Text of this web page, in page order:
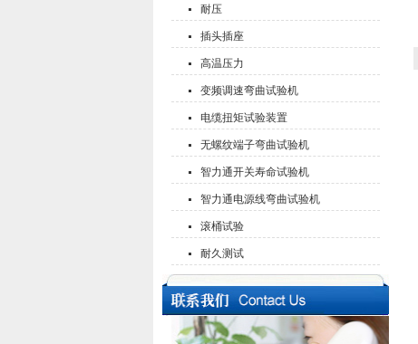
耐压
插头插座
高温压力
变频调速弯曲试验机
电缆扭矩试验装置
无螺纹端子弯曲试验机
智力通开关寿命试验机
智力通电源线弯曲试验机
滚桶试验
耐久测试